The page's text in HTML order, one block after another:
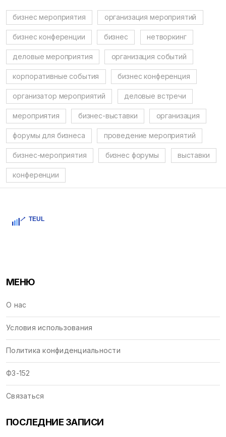
бизнес мероприятия организация мероприятий
бизнес конференции бизнес нетворкинг
деловые мероприятия организация событий
корпоративные события бизнес конференция
организатор мероприятий деловые встречи
мероприятия бизнес-выставки организация
форумы для бизнеса проведение мероприятий
бизнес-мероприятия бизнес форумы выставки
конференции
МЕНЮ
О нас
Условия использования
Политика конфиденциальности
ФЗ-152
Связаться
ПОСЛЕДНИЕ ЗАПИСИ